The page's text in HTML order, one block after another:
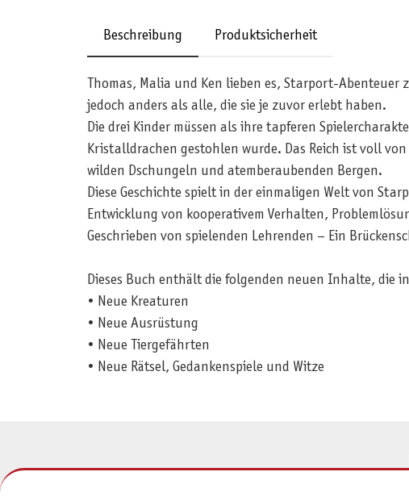
Beschreibung Produktsicherheit
Thomas, Malia und Ken lieben es, Starport-Abenteuer
jedoch anders als alle, die sie je zuvor erlebt haben.
Die drei Kinder müssen als ihre tapferen
Kristalldrachen gestohlen wurde. Das Reich ist voll
wilden Dschungeln und atemberaubenden Bergen.
Diese Geschichte spielt in der einmaligen Welt von
Entwicklung von kooperativem Verhalten,
Geschrieben von spielenden Lehrenden – Ein
Dieses Buch enthält die folgenden neuen Inhalte, die
• Neue Kreaturen
• Neue Ausrüstung
• Neue Tiergefährten
• Neue Rätsel, Gedankenspiele und Witze